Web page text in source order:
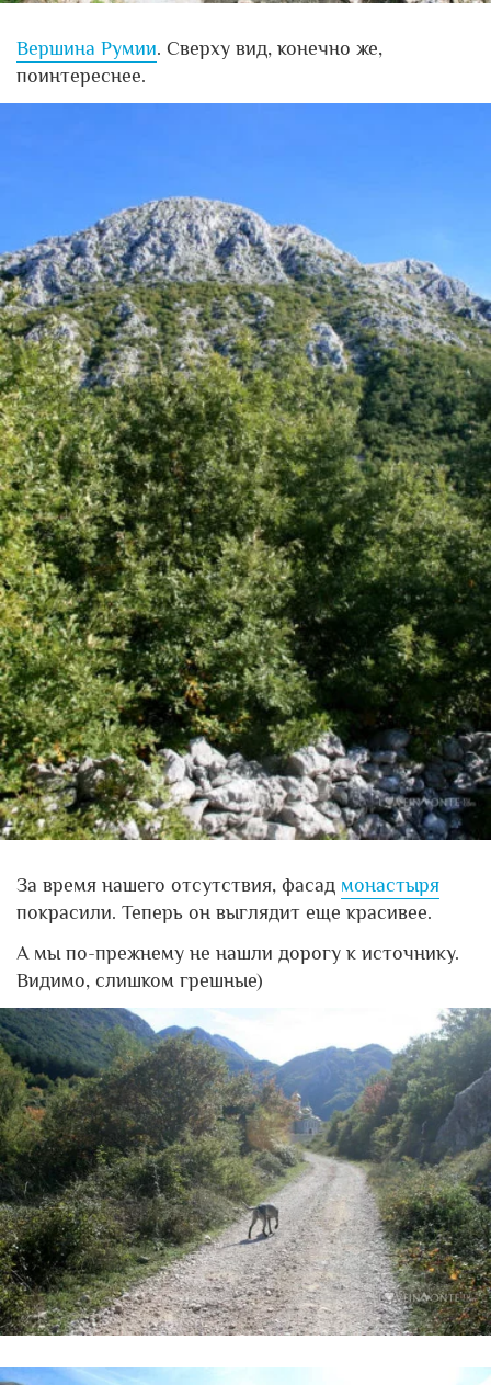
Вершина Румии. Сверху вид, конечно же,
поинтереснее.
За время нашего отсутствия, фасад монастыря
покрасили. Теперь он выглядит еще красивее.
А мы по-прежнему не нашли дорогу к источнику.
Видимо, слишком грешные)